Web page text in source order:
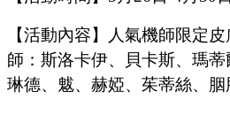
【活動內容】
人氣機師限定
師：斯洛卡伊、貝卡斯、瑪蒂
琳德、魃、赫婭、茱蒂絲、胭